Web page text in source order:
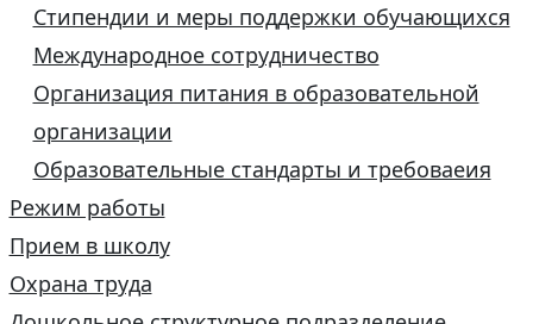
Стипендии и меры поддержки обучающихся
Международное сотрудничество
Организация питания в образовательной
организации
Образовательные стандарты и требоваеия
Режим работы
Прием в школу
Охрана труда